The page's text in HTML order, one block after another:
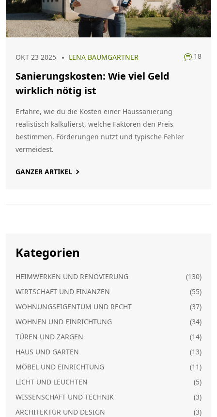
OKT 23 2025 LENA BAUMGARTNER 18
Sanierungskosten: Wie viel Geld
wirklich nötig ist
Erfahre, wie du die Kosten einer Haus­sanierung
realistisch kalkulierst, welche Faktoren den Preis
bestimmen, Förderungen nutzt und typische Fehler
vermeidest.
GANZER ARTIKEL
Kategorien
HEIMWERKEN UND RENOVIERUNG
(130)
WIRTSCHAFT UND FINANZEN
(55)
WOHNUNGSEIGENTUM UND RECHT
(37)
WOHNEN UND EINRICHTUNG
(34)
TÜREN UND ZARGEN
(14)
HAUS UND GARTEN
(13)
MÖBEL UND EINRICHTUNG
(11)
LICHT UND LEUCHTEN
(5)
WISSENSCHAFT UND TECHNIK
(3)
ARCHITEKTUR UND DESIGN
(3)